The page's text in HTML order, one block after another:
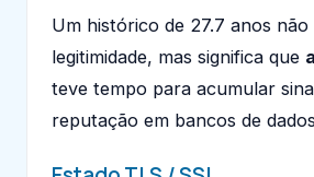
Um histórico de 27.7 anos
legitimidade, mas significa que
teve tempo para acumular
reputação em bancos de